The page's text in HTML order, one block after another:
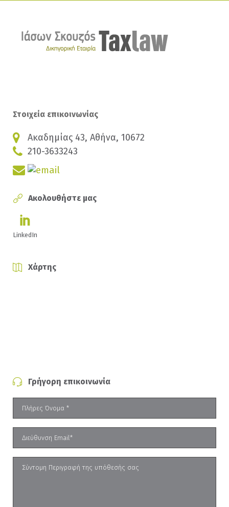
Στοιχεία επικοινωνίας
Ακαδημίας 43, Αθήνα, 10672
210-3633243
Ακολουθήστε μας
LinkedIn
Χάρτης
Γρήγορη επικοινωνία